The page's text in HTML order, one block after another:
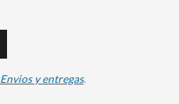
Envios y entregas.